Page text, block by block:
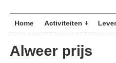
Home Activiteiten
Alweer prijs